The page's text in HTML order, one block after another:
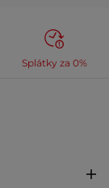
Splátky za 0%